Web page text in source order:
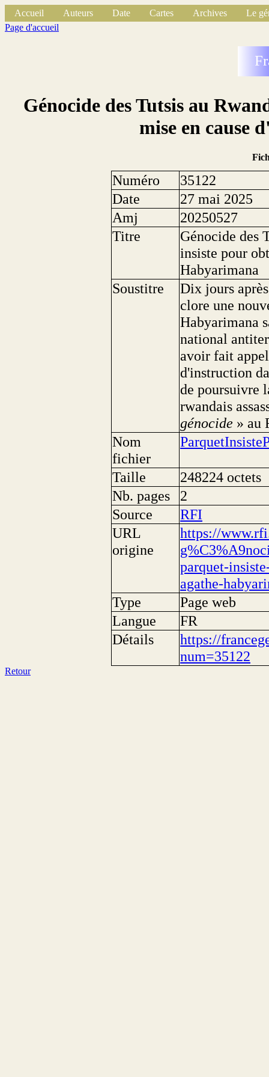
Accueil Auteurs Date Cartes Archives
Le
Page d'accueil
Génocide des Tutsis au
mise en cause
Numéro
35122
Date
27 mai 2025
Amj
20250527
Titre
Génocide des
insiste pour
Habyarimana
Soustitre
Dix jours
clore une
Habyarimana
national
avoir fait
d'instruction
de poursuivre
rwandais
génocide » au
Nom
fichier
Taille
248224 octets
Nb. pages
2
Source
RFI
URL
origine
https://
parquet-
agathe-
Type
Page web
Langue
FR
Détails
https://
num=35122
Retour